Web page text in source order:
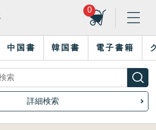
0
中国書 韓国書 電子書籍
詳細検索